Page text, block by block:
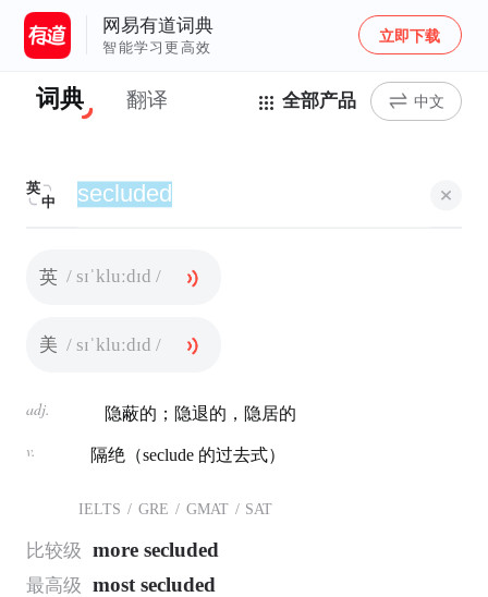
网易有道词典
智能学习更高效
立即下载
词典 翻译 全部产品 中文
英
中
英 / sɪˈkluːdɪd /
美 / sɪˈkluːdɪd /
adj. 隐蔽的；隐退的，隐居的
v. 隔绝（seclude 的过去式）
IELTS / GRE / GMAT / SAT
比较级 more secluded
最高级 most secluded